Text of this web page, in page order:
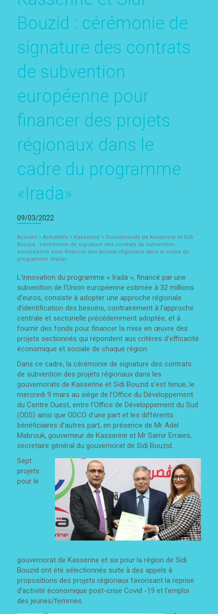
Bouzid : cérémonie de
signature des contrats
de subvention
européenne pour
financer des projets
régionaux dans le
cadre du programme
«Irada»
09/03/2022
Accueil > Actualités > Kasserine > Gouvernorats de Kasserine et Sidi
Bouzid : cérémonie de signature des contrats de subvention
européenne pour financer des projets régionaux dans le cadre du
programme «Irada»
L’innovation du programme « Irada », financé par une
subvention de l’Union européenne estimée à 32 millions
d’euros, consiste à adopter une approche régionale
d’identification des besoins, contrairement à l’approche
centrale et sectorielle précédemment adoptée, et à
fournir des fonds pour financer la mise en œuvre des
projets sectionnés qui répondent aux critères d’efficacité
économique et sociale de chaque région.
Dans ce cadre, la cérémonie de signature des contrats
de subvention des projets régionaux dans les
gouvernorats de Kasserine et Sidi Bouzid s’est tenue, le
mercredi 9 mars au siège de l’Office du Développement
du Centre Ouest, entre l’Office de Développement du Sud
(ODS) ainsi que ODCO d’une part et les différents
bénéficiaires d’autres part, en présence de Mr Adel
Mabrouk, gouverneur de Kasserine et Mr Samir Erraies,
secretaire général du gouvernorat de Sidi Bouzid.
Sept
projets
pour le
gouvernorat de Kasserine et six pour la région de Sidi
Bouzid ont été sélectionnés suite à des appels à
propositions des projets régionaux favorisant la reprise
d’activité économique post-crise Covid -19 et l’emploi
des jeunes/femmes.